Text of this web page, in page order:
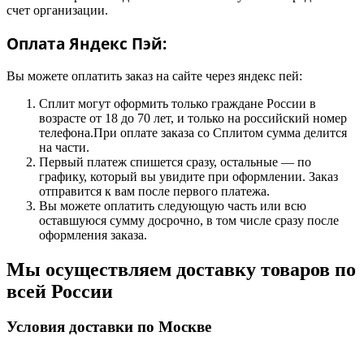
счет организации.
Оплата Яндекс Пэй:
Вы можете оплатить заказ на сайте через яндекс пей:
Сплит могут оформить только граждане России в
возрасте от 18 до 70 лет, и только на российский номер
телефона.При оплате заказа со Сплитом сумма делится
на части.
Первый платеж спишется сразу, остальные — по
графику, который вы увидите при оформлении. Заказ
отправится к вам после первого платежа.
Вы можете оплатить следующую часть или всю
оставшуюся сумму досрочно, в том числе сразу после
оформления заказа.
Мы осуществляем доставку товаров по
всей России
Условия доставки по Москве